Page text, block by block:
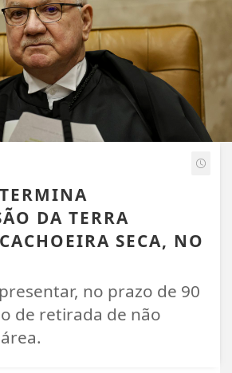
DA TERRA
SECA, NO
no prazo de 90
de retirada de não